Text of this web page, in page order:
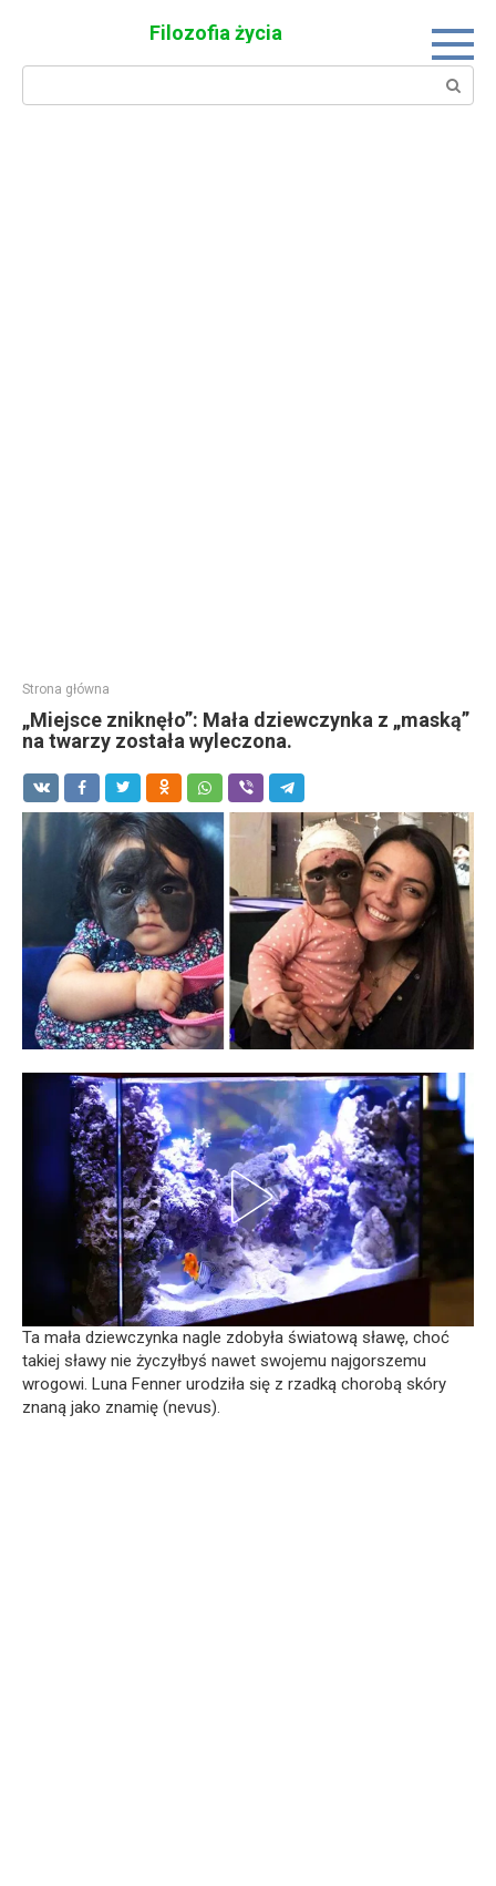
Filozofia życia
Search:
Strona główna
„Miejsce zniknęło”: Mała dziewczynka z „maską”
na twarzy została wyleczona.
Ta mała dziewczynka nagle zdobyła światową sławę, choć
takiej sławy nie życzyłbyś nawet swojemu najgorszemu
wrogowi. Luna Fenner urodziła się z rzadką chorobą skóry
znaną jako znamię (nevus).